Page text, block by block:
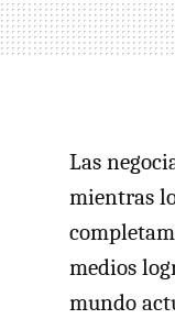
Las
mientras
medios
mundo